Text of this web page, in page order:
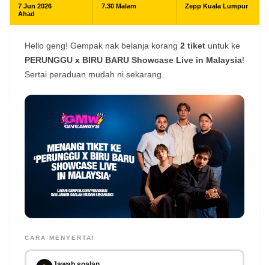
7 Jun 2026
Ahad
7.30 Malam Zepp Kuala Lumpur
Hello geng! Gempak nak belanja korang 2 tiket untuk ke
PERUNGGU x BIRU BARU Showcase Live in Malaysia!
Sertai peraduan mudah ni sekarang.
🎸
TAP UNTUK SURPRISE
CARA MENYERTAI